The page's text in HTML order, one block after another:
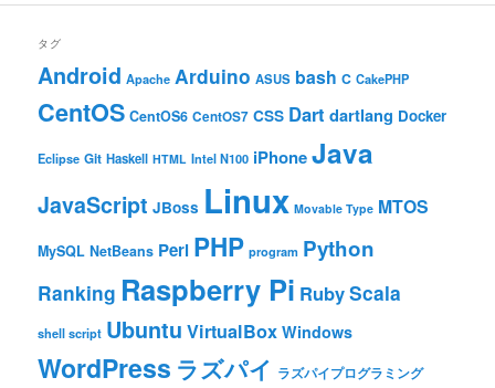
タグ
Android Apache Arduino ASUS bash C CakePHP
CentOS CentOS6 CentOS7 CSS Dart dartlang Docker
Eclipse Git Haskell HTML Intel N100 iPhoneJava
JavaScript JBoss Linux Movable Type MTOS
MySQL NetBeans Perl PHP program Python
Ranking Raspberry Pi RubyScala
shell script Ubuntu VirtualBox Windows
WordPress ラズパイ ラズパイプログラミング